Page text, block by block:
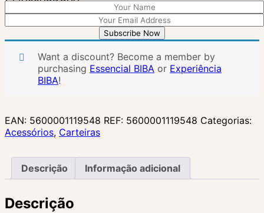
Subscribe Now
Want a discount? Become a member by
purchasing Essencial BIBA or Experiência
BIBA!
EAN: 5600001119548 REF: 5600001119548 Categorias:
Acessórios, Carteiras
Descrição Informação adicional
Descrição